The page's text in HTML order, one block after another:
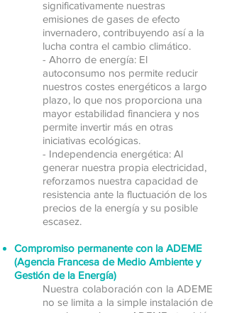
significativamente nuestras
emisiones de gases de efecto
invernadero, contribuyendo así a la
lucha contra el cambio climático.
- Ahorro de energía: El
autoconsumo nos permite reducir
nuestros costes energéticos a largo
plazo, lo que nos proporciona una
mayor estabilidad financiera y nos
permite invertir más en otras
iniciativas ecológicas.
- Independencia energética: Al
generar nuestra propia electricidad,
reforzamos nuestra capacidad de
resistencia ante la fluctuación de los
precios de la energía y su posible
escasez.
Compromiso permanente con la ADEME
(Agencia Francesa de Medio Ambiente y
Gestión de la Energía)
Nuestra colaboración con la ADEME
no se limita a la simple instalación de